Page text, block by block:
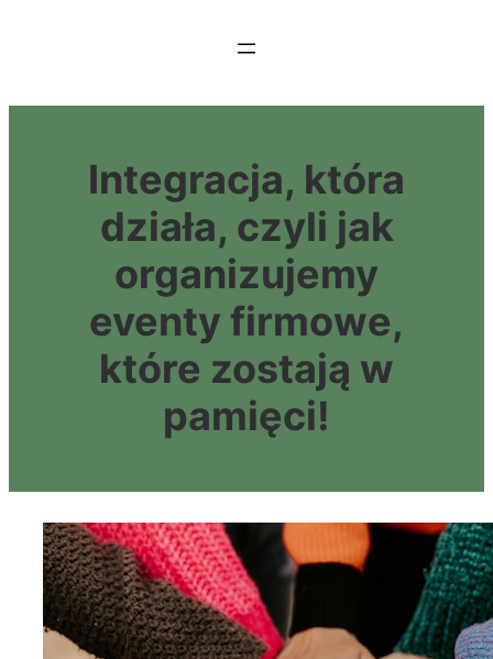
Integracja, która
działa, czyli jak
organizujemy
eventy firmowe,
które zostają w
pamięci!